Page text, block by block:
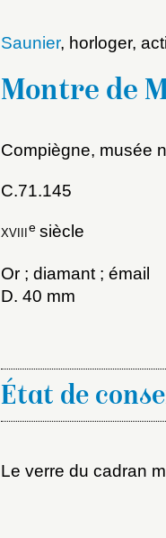
Saunier, horloger,
Montre de
Compiègne, musée
C.71.145
xviiiesiècle
Or ; diamant ; émail
D. 40 mm
État de
Le verre du cadran
Choix
Valider